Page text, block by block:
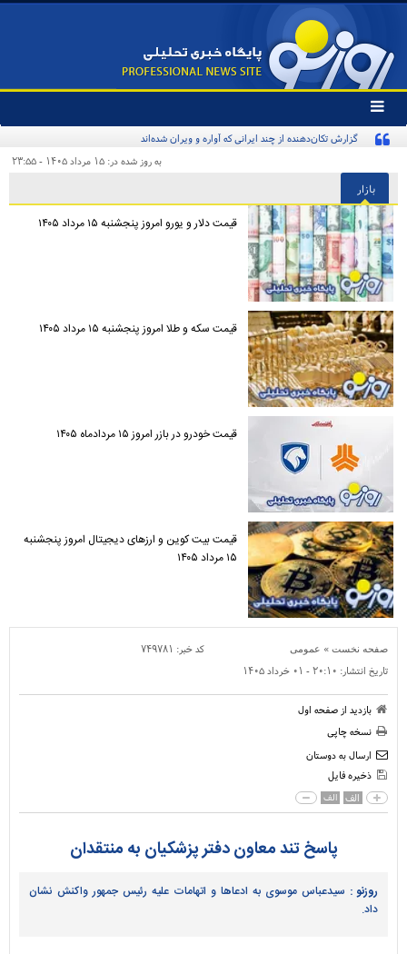
تغییر
وضعیت
منوی
ها
گزارش تکان‌دهنده از چند ایرانی که آواره و ویران شده‌اند
به روز شده در: ۱۵ مرداد ۱۴۰۵ - ۲۳:۵۵
بازار
قیمت دلار و یورو امروز پنجشنبه ۱۵ مرداد ۱۴۰۵
قیمت سکه و طلا امروز پنجشنبه ۱۵ مرداد ۱۴۰۵
قیمت خودرو در بازر امروز ۱۵ مردادماه ۱۴۰۵
قیمت بیت کوین و ارز‌های دیجیتال امروز پنجشنبه
۱۵ مرداد ۱۴۰۵
صفحه نخست » عمومی کد خبر: ۷۴۹۷۸۱
تاریخ انتشار: ۲۰:۱۰ - ۰۱ خرداد ۱۴۰۵
بازدید از صفحه اول
نسخه چاپی
ارسال به دوستان
ذخیره فایل
الف الف
پاسخ تند معاون دفتر پزشکیان به منتقدان
روزنو : سیدعباس موسوی به ادعا‌ها و اتهامات علیه رئیس جمهور واکنش نشان
داد.